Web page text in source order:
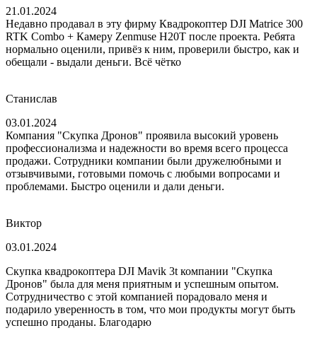
21.01.2024
Недавно продавал в эту фирму Квадрокоптер DJI Matrice 300
RTK Combo + Камеру Zenmuse H20T после проекта. Ребята
нормально оценили, привёз к ним, проверили быстро, как и
обещали - выдали деньги. Всё чётко
Станислав
03.01.2024
Компания "Скупка Дронов" проявила высокий уровень
профессионализма и надежности во время всего процесса
продажи. Сотрудники компании были дружелюбными и
отзывчивыми, готовыми помочь с любыми вопросами и
проблемами. Быстро оценили и дали деньги.
Виктор
03.01.2024
Скупка квадрокоптера DJI Mavik 3t компании "Скупка
Дронов" была для меня приятным и успешным опытом.
Сотрудничество с этой компанией порадовало меня и
подарило уверенность в том, что мои продукты могут быть
успешно проданы. Благодарю